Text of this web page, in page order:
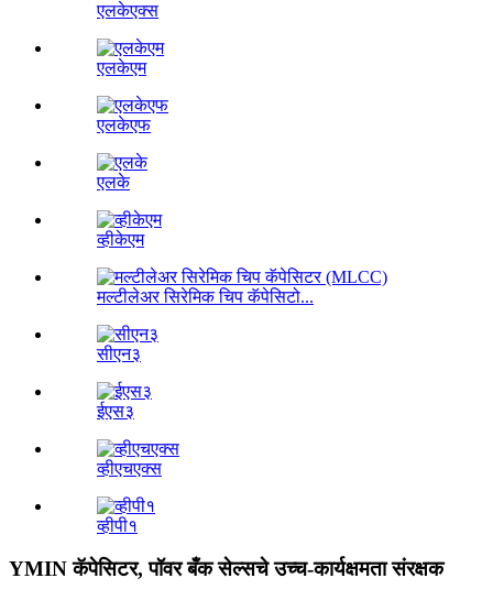
एलकेएक्स
एलकेएम
एलकेएफ
एलके
व्हीकेएम
मल्टीलेअर सिरेमिक चिप कॅपेसिटो...
सीएन३
ईएस३
व्हीएचएक्स
व्हीपी१
YMIN कॅपेसिटर, पॉवर बँक सेल्सचे उच्च-कार्यक्षमता संरक्षक